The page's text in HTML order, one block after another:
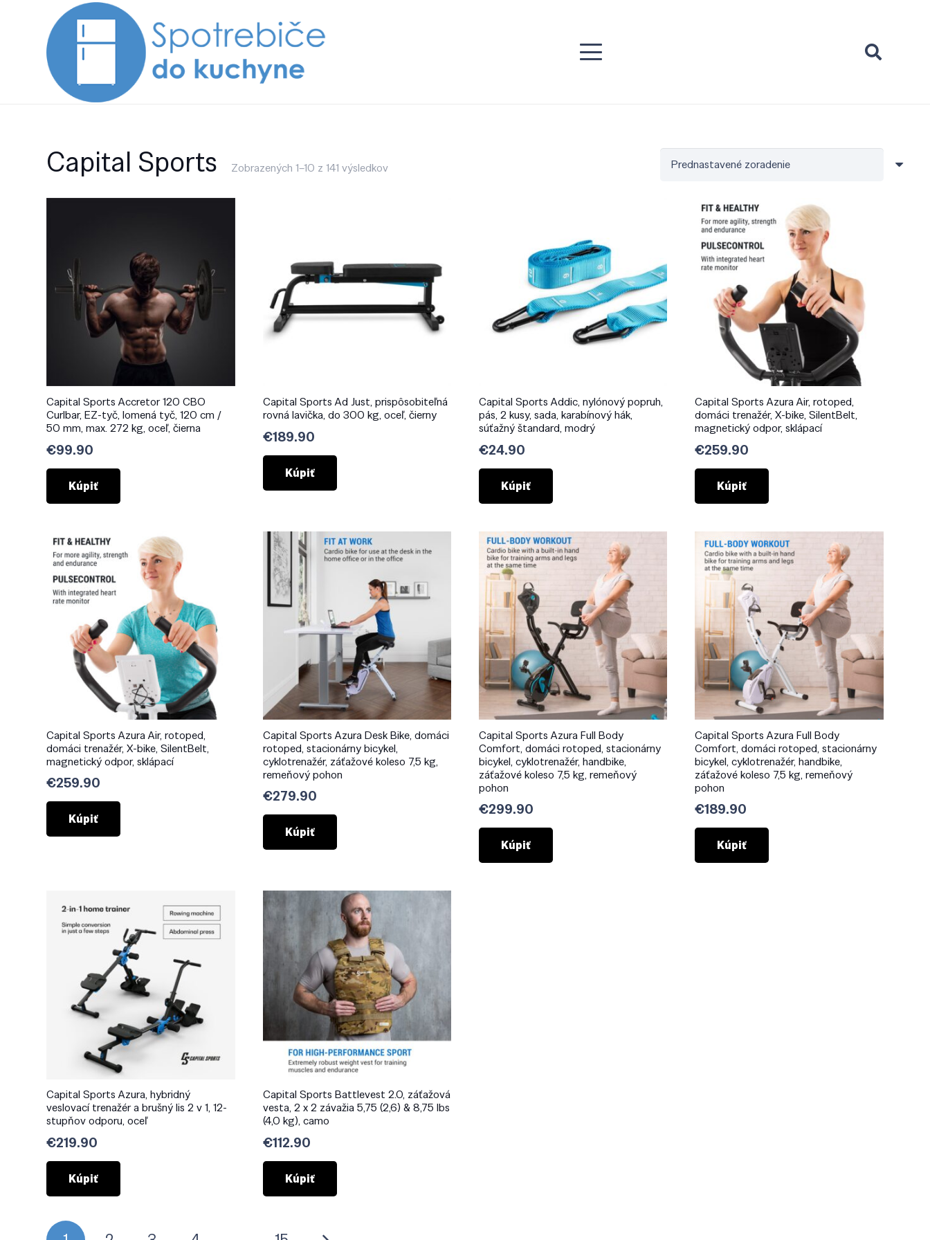
Capital Sports Zobrazených 1–10 z 141 výsledkov
Capital Sports Accretor 120 CBO
Curlbar, EZ-tyč, lomená tyč, 120 cm /
50 mm, max. 272 kg, oceľ, čierna
€99.90
Kúpiť
Capital Sports Ad Just, prispôsobiteľná
rovná lavička, do 300 kg, oceľ, čierny
€189.90
Kúpiť
Capital Sports Addic, nylónový popruh,
pás, 2 kusy, sada, karabínový hák,
súťažný štandard, modrý
€24.90
Kúpiť
Capital Sports Azura Air, rotoped,
domáci trenažér, X-bike, SilentBelt,
magnetický odpor, sklápací
€259.90
Kúpiť
Capital Sports Azura Air, rotoped,
domáci trenažér, X-bike, SilentBelt,
magnetický odpor, sklápací
€259.90
Kúpiť
Capital Sports Azura Desk Bike, domáci
rotoped, stacionárny bicykel,
cyklotrenažér, záťažové koleso 7,5 kg,
remeňový pohon
€279.90
Kúpiť
Capital Sports Azura Full Body
Comfort, domáci rotoped, stacionárny
bicykel, cyklotrenažér, handbike,
záťažové koleso 7,5 kg, remeňový
pohon
€299.90
Kúpiť
Capital Sports Azura Full Body
Comfort, domáci rotoped, stacionárny
bicykel, cyklotrenažér, handbike,
záťažové koleso 7,5 kg, remeňový
pohon
€189.90
Kúpiť
Capital Sports Azura, hybridný
veslovací trenažér a brušný lis 2 v 1, 12-
stupňov odporu, oceľ
€219.90
Kúpiť
Capital Sports Battlevest 2.0, záťažová
vesta, 2 x 2 závažia 5,75 (2,6) & 8,75 lbs
(4,0 kg), camo
€112.90
Kúpiť
Stránkovanie